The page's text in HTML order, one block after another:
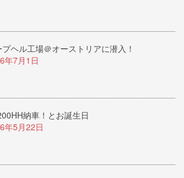
プヘル工場＠オーストリアに潜入！
年7月1日
納車！とお誕生日
年5月22日